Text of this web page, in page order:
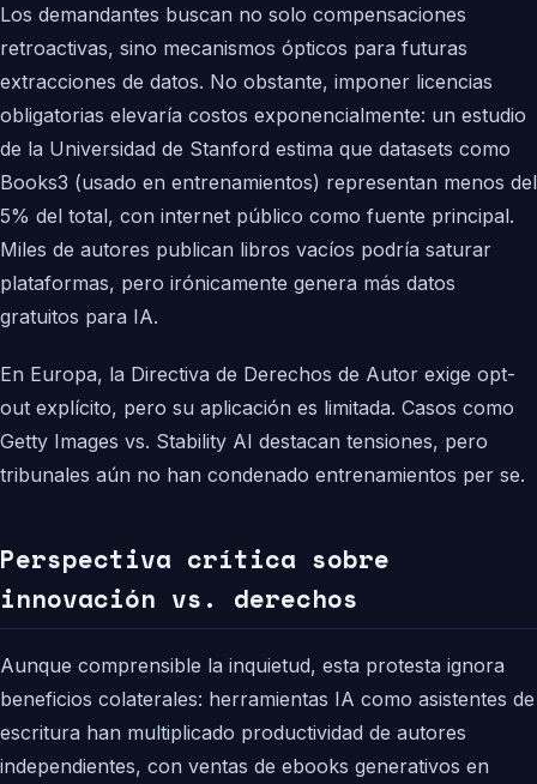
Los demandantes buscan no solo compensaciones
retroactivas, sino mecanismos ópticos para futuras
extracciones de datos. No obstante, imponer licencias
obligatorias elevaría costos exponencialmente: un estudio
de la Universidad de Stanford estima que datasets como
Books3 (usado en entrenamientos) representan menos del
5% del total, con internet público como fuente principal.
Miles de autores publican libros vacíos podría saturar
plataformas, pero irónicamente genera más datos
gratuitos para IA.
En Europa, la Directiva de Derechos de Autor exige opt-
out explícito, pero su aplicación es limitada. Casos como
Getty Images vs. Stability AI destacan tensiones, pero
tribunales aún no han condenado entrenamientos per se.
Perspectiva crítica sobre
innovación vs. derechos
Aunque comprensible la inquietud, esta protesta ignora
beneficios colaterales: herramientas IA como asistentes de
escritura han multiplicado productividad de autores
independientes, con ventas de ebooks generativos en